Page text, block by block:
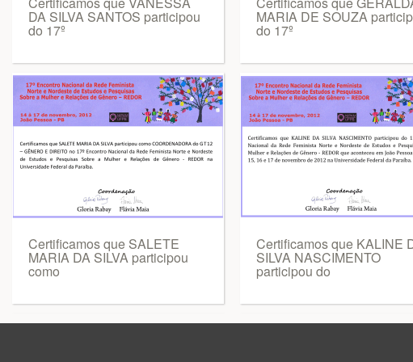
DA SILVA SANTOS participou
do 17º
Certificamos que SALETE
MARIA DA SILVA participou
como
MARIA DE SOUZA
do 17º
Certificamos que KALINE
SILVA NASCIMENTO
participou do